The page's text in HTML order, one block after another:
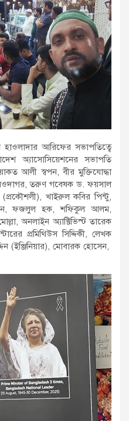
হাওলাদার আরিফের সভাপতিত্বে
অ্যাসোসিয়েশনের সভাপতি
আলী স্বপন, বীর মুক্তিযোদ্ধা
তরুণ গবেষক ড. ফয়সাল
খাইরুল কবির পিন্টু,
ফজলুল হক, শফিকুল আলম,
অনলাইন অ্যাক্টিভিস্ট তারেক
প্রমিথিউস সিদ্দিকী, লেখক
(ইঞ্জিনিয়ার), মোবারক হোসেন,